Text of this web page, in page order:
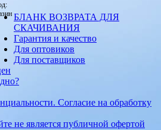
БЛАНК ВОЗВРАТА ДЛЯ
СКАЧИВАНИЯ
Гарантия и качество
Для оптовиков
Для поставщиков
Согласие на обработку
не является публичной офертой